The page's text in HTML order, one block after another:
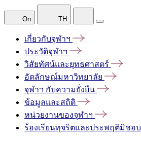
On TH
เกี่ยวกับจุฬาฯ
ประวัติจุฬาฯ
วิสัยทัศน์และยุทธศาสตร์
อัตลักษณ์มหาวิทยาลัย
จุฬาฯ กับความยั่งยืน
ข้อมูลและสถิติ
หน่วยงานของจุฬาฯ
ร้องเรียนทุจริตและประพฤติมิชอบ